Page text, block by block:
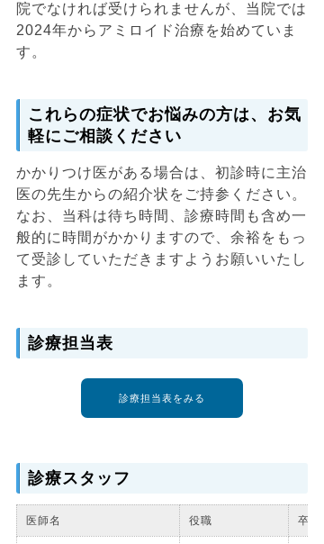
院でなければ受けられませんが、当院では
2024年からアミロイド治療を始めていま
す。
これらの症状でお悩みの方は、お気
軽にご相談ください
かかりつけ医がある場合は、初診時に主治
医の先生からの紹介状をご持参ください。
なお、当科は待ち時間、診療時間も含め一
般的に時間がかかりますので、余裕をもっ
て受診していただきますようお願いいたし
ます。
診療担当表
診療担当表をみる
診療スタッフ
医師名 役職 卒年